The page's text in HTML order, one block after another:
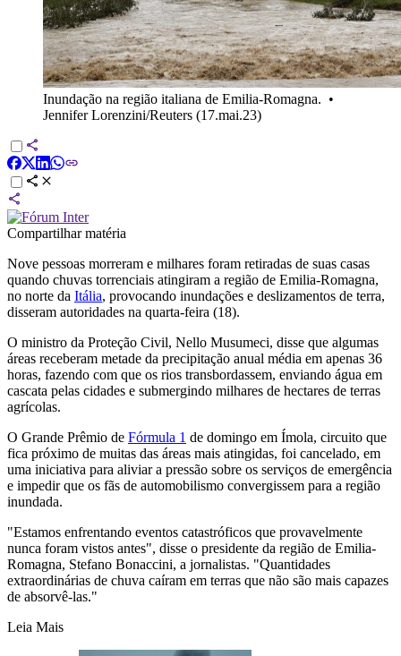
Inundação na região italiana de Emilia-Romagna. •
Jennifer Lorenzini/Reuters (17.mai.23)
Compartilhar matéria
Nove pessoas morreram e milhares foram retiradas de suas casas
quando chuvas torrenciais atingiram a região de Emilia-Romagna,
no norte da Itália, provocando inundações e deslizamentos de terra,
disseram autoridades na quarta-feira (18).
O ministro da Proteção Civil, Nello Musumeci, disse que algumas
áreas receberam metade da precipitação anual média em apenas 36
horas, fazendo com que os rios transbordassem, enviando água em
cascata pelas cidades e submergindo milhares de hectares de terras
agrícolas.
O Grande Prêmio de Fórmula 1 de domingo em Ímola, circuito que
fica próximo de muitas das áreas mais atingidas, foi cancelado, em
uma iniciativa para aliviar a pressão sobre os serviços de emergência
e impedir que os fãs de automobilismo convergissem para a região
inundada.
"Estamos enfrentando eventos catastróficos que provavelmente
nunca foram vistos antes", disse o presidente da região de Emilia-
Romagna, Stefano Bonaccini, a jornalistas. "Quantidades
extraordinárias de chuva caíram em terras que não são mais capazes
de absorvê-las."
Leia Mais